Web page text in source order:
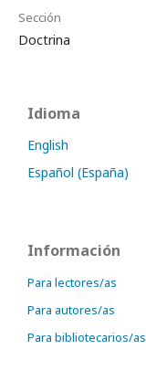
Sección
Doctrina
Idioma
English
Español (España)
Información
Para lectores/as
Para autores/as
Para bibliotecarios/as